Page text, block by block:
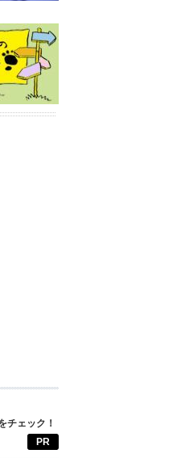
チェック！
PR